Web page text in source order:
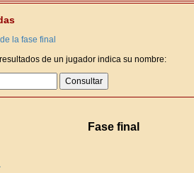
la fase final
de un jugador indica su nombre:
Fase final